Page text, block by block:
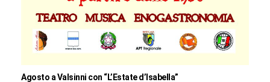
Agosto a Valsinni con “L’Estate d’Isabella”